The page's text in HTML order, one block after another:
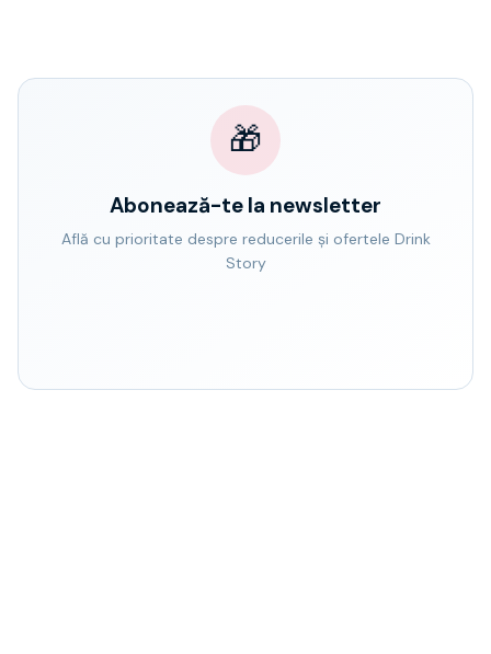
🎁
Abonează-te la newsletter
Află cu prioritate despre reducerile și ofertele Drink
Story